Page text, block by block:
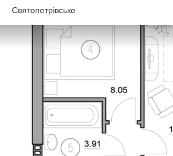
територія Парковка навколо будинку + 45
всередині комплексу Дитячий та
Комерція з фасадним виходом: Нова
та інші об’єкти інфраструктури — все в
Монолітно-каркасна технологія Утеплення:
(60% / 40%) Будинки 4 поверхи Ліфт у
Бомбосховище в цокольному поверсі
опалення Зроблено якісний ремонт Теплі
Інсталяція у санвузлі Закладки під
інфраструктура: Поруч — супермаркет
зупинка громадського транспорту 7 км до
Cherry Mall — басейн, кінотеатр,
Доступні інші варіанти планувань Продаж
програми — оформлення лише 2% Повний
угоди Телефонуйте — підберу найкращий
Святопетрівське